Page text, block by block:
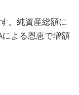
。純資産総額に
よる恩恵で増額